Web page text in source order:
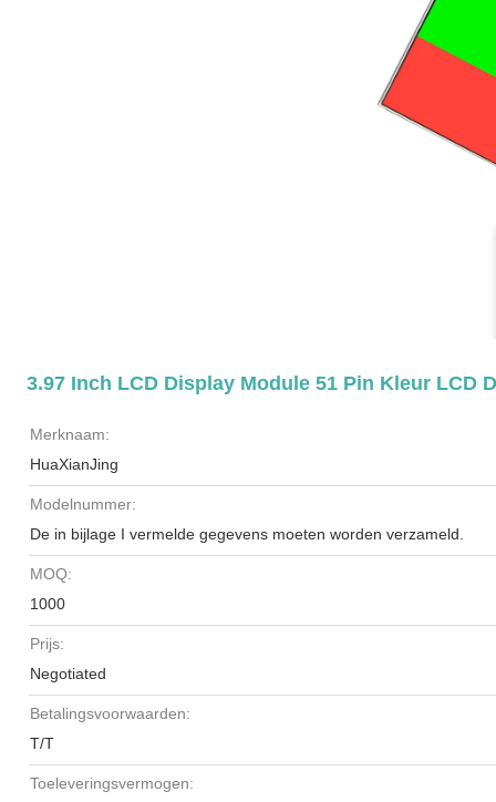
3.97 Inch LCD Display Module 51 Pin Kleur LCD
Merknaam:
HuaXianJing
Modelnummer:
De in bijlage I vermelde gegevens moeten worden verzameld.
MOQ:
1000
Prijs:
Negotiated
Betalingsvoorwaarden:
T/T
Toeleveringsvermogen: